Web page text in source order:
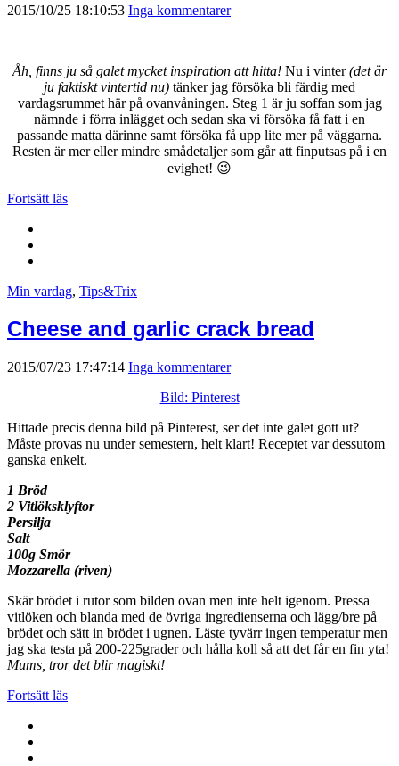
2015/10/25 18:10:53 Inga kommentarer
Åh, finns ju så galet mycket inspiration att hitta! Nu i vinter(det är
ju faktiskt vintertid nu) tänker jag försöka bli färdig med
vardagsrummet här på ovanvåningen. Steg 1 är ju soffan som jag
nämnde i förra inlägget och sedan ska vi försöka få fatt i en
passande matta därinne samt försöka få upp lite mer på väggarna.
Resten är mer eller mindre smådetaljer som går att finputsas på i en
evighet! 😉
Fortsätt läs
Min vardag, Tips&Trix
Cheese and garlic crack bread
2015/07/23 17:47:14 Inga kommentarer
Bild: Pinterest
Hittade precis denna bild på Pinterest, ser det inte galet gott ut?
Måste provas nu under semestern, helt klart! Receptet var dessutom
ganska enkelt.
1 Bröd
2 Vitlöksklyftor
Persilja
Salt
100g Smör
Mozzarella (riven)
Skär brödet i rutor som bilden ovan men inte helt igenom. Pressa
vitlöken och blanda med de övriga ingredienserna och lägg/bre på
brödet och sätt in brödet i ugnen. Läste tyvärr ingen temperatur men
jag ska testa på 200-225grader och hålla koll så att det får en fin yta!
Mums, tror det blir magiskt!
Fortsätt läs